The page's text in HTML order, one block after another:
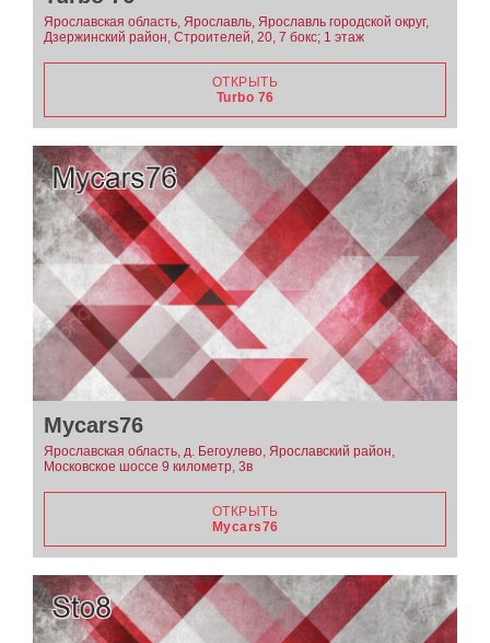
Ярославская область, Ярославль, Ярославль городской округ,
Дзержинский район, Строителей, 20, 7 бокс; 1 этаж
ОТКРЫТЬ
Turbo 76
Mycars76
Ярославская область, д. Бегоулево, Ярославский район,
Московское шоссе 9 километр, 3в
ОТКРЫТЬ
Mycars76